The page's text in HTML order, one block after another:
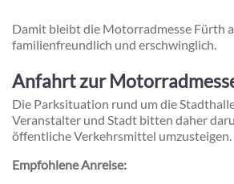
Damit bleibt die Motorradmesse Fürth
familienfreundlich und erschwinglich.
Anfahrt zur
Die Parksituation rund um die
Veranstalter und Stadt bitten daher
öffentliche Verkehrsmittel umzusteigen.
Empfohlene Anreise: